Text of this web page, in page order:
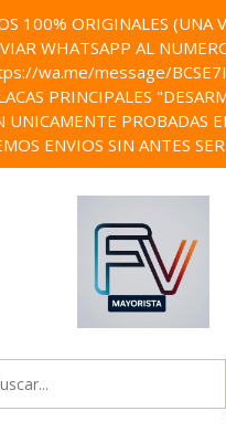
100% ORIGINALES (UNA
WHATSAPP AL
wa.me/message/
PRINCIPALES
UNICAMENTE PROBADAS
ENVIOS SIN ANTES